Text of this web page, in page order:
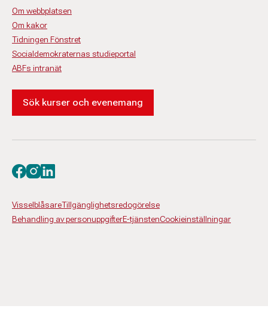
Om webbplatsen
Om kakor
Tidningen Fönstret
Socialdemokraternas studieportal
ABFs intranät
Sök kurser och evenemang
VisselblåsareTillgänglighetsredogörelse
Behandling av personuppgifterE-tjänstenCookieinställningar
Besök oss på facebook
Besök oss på instagram
Besök oss på linkedin